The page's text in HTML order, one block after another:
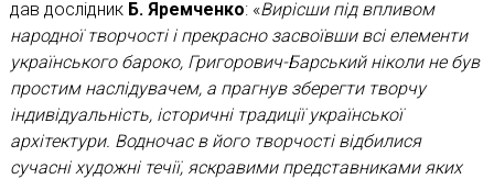
дав дослідник Б. Яремченко: «Вирісши під впливом
народної творчості і прекрасно засвоївши всі елементи
українського бароко, Григорович-Барський ніколи не був
простим наслідувачем, а прагнув зберегти творчу
індивідуальність, історичні традиції української
архітектури. Водночас в його творчості відбилися
сучасні художні течії, яскравими представниками яких